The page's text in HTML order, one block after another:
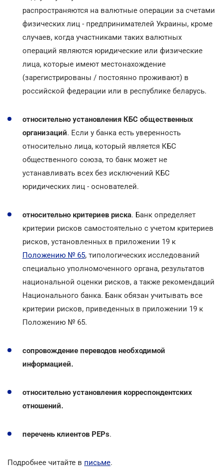
распространяются на валютные операции за счетами
физических лиц - предпринимателей Украины, кроме
случаев, когда участниками таких валютных
операций являются юридические или физические
лица, которые имеют местонахождение
(зарегистрированы / постоянно проживают) в
российской федерации или в республике беларусь.
относительно установления КБС общественных
организаций. Если у банка есть уверенность
относительно лица, который является КБС
общественного союза, то банк может не
устанавливать всех без исключений КБС
юридических лиц - основателей.
относительно критериев риска. Банк определяет
критерии рисков самостоятельно с учетом критериев
рисков, установленных в приложении 19 к
Положению № 65, типологических исследований
специально уполномоченного органа, результатов
национальной оценки рисков, а также рекомендаций
Национального банка. Банк обязан учитывать все
критерии рисков, приведенных в приложении 19 к
Положению № 65.
сопровождение переводов необходимой
информацией.
относительно установления корреспондентских
отношений.
перечень клиентов PEPs.
Подробнее читайте в письме.